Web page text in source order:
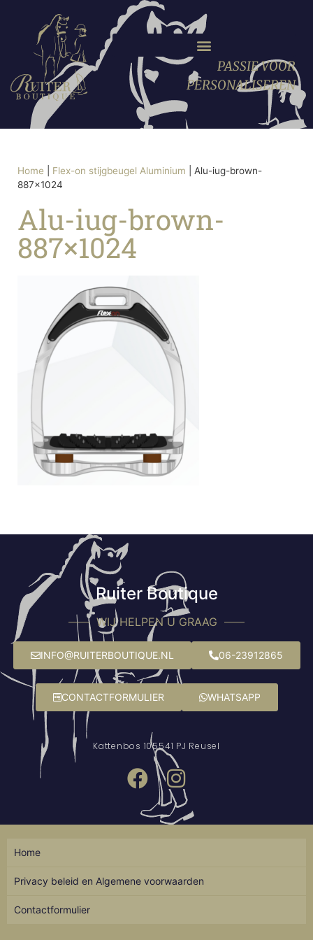
PASSIE VOOR
PERSONALISEREN
Home Flex-on stijgbeugel Aluminium
Alu-iug-brown-
887×1024
Alu-iug-brown-
887×1024
Ruiter Boutique
WIJ HELPEN U GRAAG
INFO@RUITERBOUTIQUE.NL 06-23912865
CONTACTFORMULIER WHATSAPP
Kattenbos 105541 PJ Reusel
Home
Privacy beleid en Algemene voorwaarden
Contactformulier